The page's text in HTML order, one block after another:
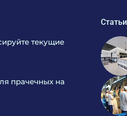
текущие
прачечных на
Статьи